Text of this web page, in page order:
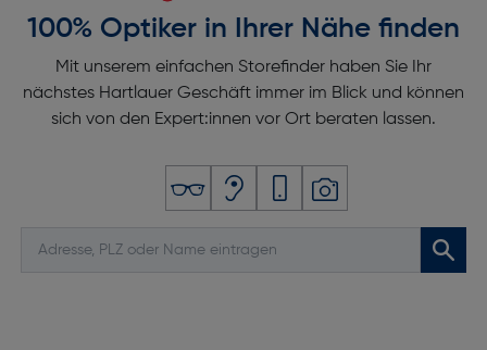
100% Optiker in Ihrer Nähe finden
Mit unserem einfachen Storefinder haben Sie Ihr
nächstes Hartlauer Geschäft immer im Blick und können
sich von den Expert:innen vor Ort beraten lassen.